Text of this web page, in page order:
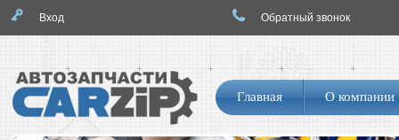
Обратный звонок
Вход
Логотип
Навигация
по
сайту
Главная О компании